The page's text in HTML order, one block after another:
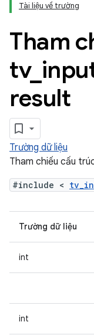
Tài liệu về trường
Tham
tv_
result
Trường dữ liệu
Tham chiếu cấu
#include <
Trường dữ liệu
int
int